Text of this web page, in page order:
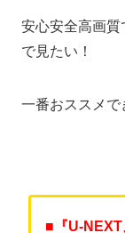
安心安全高画
で見たい！
一番おススメで
■『U-NEXT